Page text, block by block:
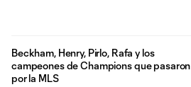
Beckham, Henry, Pirlo, Rafa y los
campeones de Champions que pasaron
por la MLS